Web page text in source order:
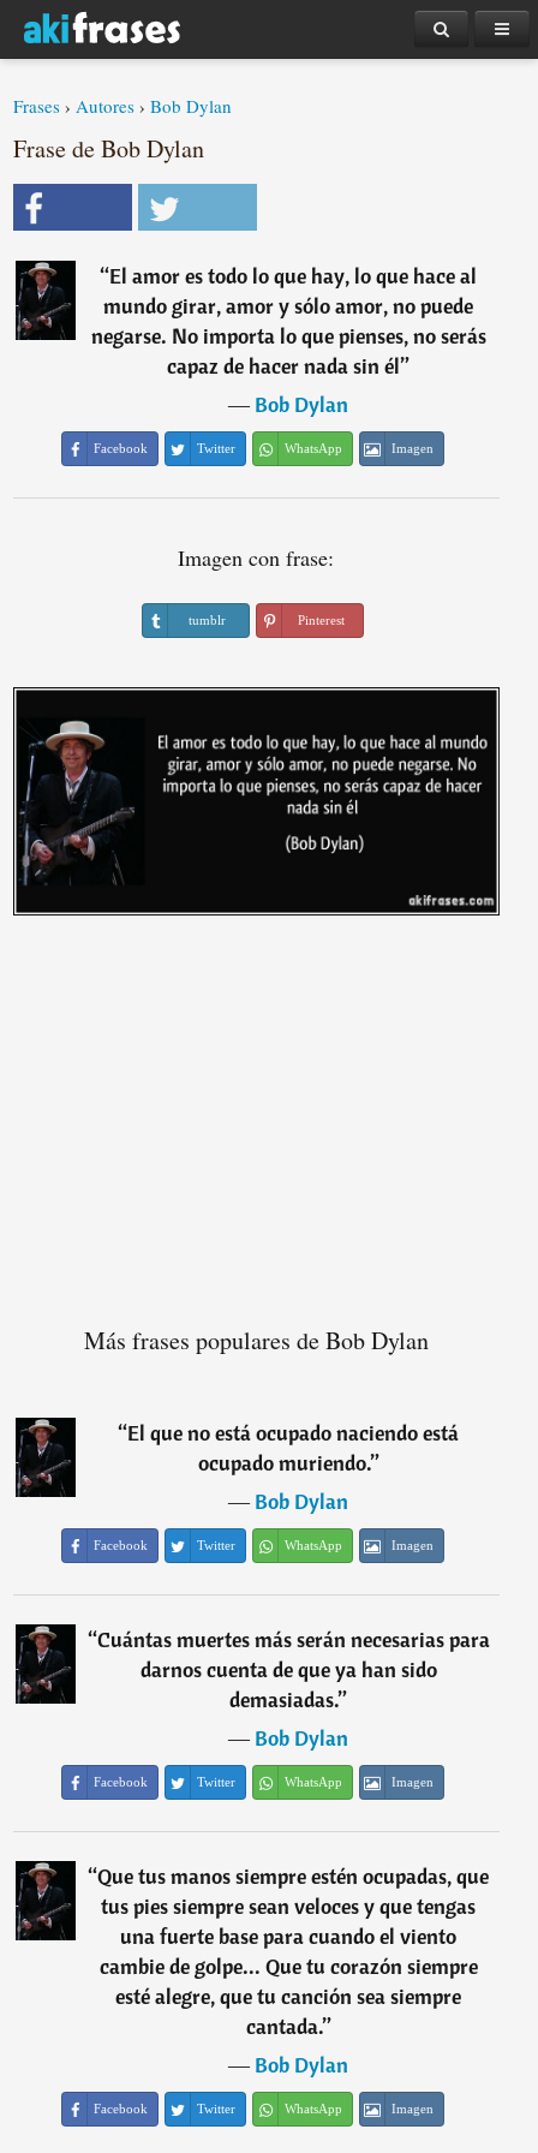
Frases ›Autores ›Bob Dylan
Frase de Bob Dylan
“El amor es todo lo que hay, lo que hace al
mundo girar, amor y sólo amor, no puede
negarse. No importa lo que pienses, no serás
capaz de hacer nada sin él”
―Bob Dylan
Facebook Twitter WhatsApp Imagen
Imagen con frase:
tumblr Pinterest
Más frases populares de Bob Dylan
“El que no está ocupado naciendo está
ocupado muriendo.”
―Bob Dylan
Facebook Twitter WhatsApp Imagen
“Cuántas muertes más serán necesarias para
darnos cuenta de que ya han sido
demasiadas.”
―Bob Dylan
Facebook Twitter WhatsApp Imagen
“Que tus manos siempre estén ocupadas, que
tus pies siempre sean veloces y que tengas
una fuerte base para cuando el viento
cambie de golpe... Que tu corazón siempre
esté alegre, que tu canción sea siempre
cantada.”
―Bob Dylan
Facebook Twitter WhatsApp Imagen